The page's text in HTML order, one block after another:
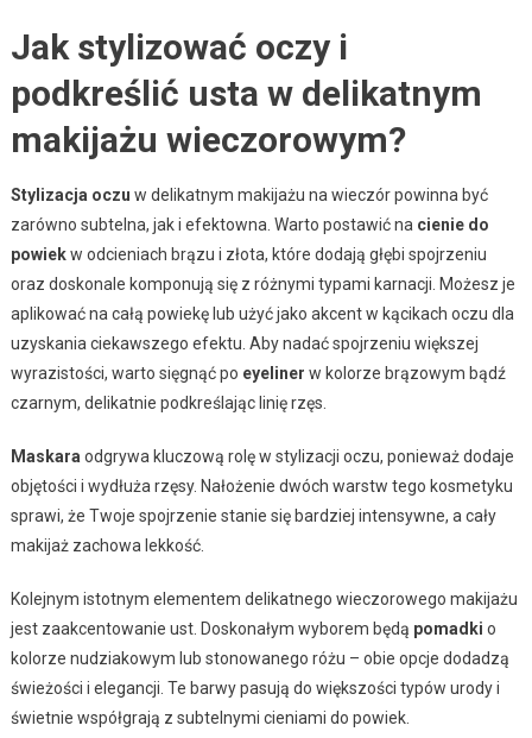
Jak stylizować oczy i
podkreślić usta w delikatnym
makijażu wieczorowym?
Stylizacja oczu w delikatnym makijażu na wieczór powinna być
zarówno subtelna, jak i efektowna. Warto postawić na cienie do
powiekw odcieniach brązu i złota, które dodają głębi spojrzeniu
oraz doskonale komponują się z różnymi typami karnacji. Możesz je
aplikować na całą powiekę lub użyć jako akcent w kącikach oczu dla
uzyskania ciekawszego efektu. Aby nadać spojrzeniu większej
wyrazistości, warto sięgnąć po eyeliner w kolorze brązowym bądź
czarnym, delikatnie podkreślając linię rzęs.
Maskara odgrywa kluczową rolę w stylizacji oczu, ponieważ dodaje
objętości i wydłuża rzęsy. Nałożenie dwóch warstw tego kosmetyku
sprawi, że Twoje spojrzenie stanie się bardziej intensywne, a cały
makijaż zachowa lekkość.
Kolejnym istotnym elementem delikatnego wieczorowego makijażu
jest zaakcentowanie ust. Doskonałym wyborem będą pomadki o
kolorze nudziakowym lub stonowanego różu – obie opcje dodadzą
świeżości i elegancji. Te barwy pasują do większości typów urody i
świetnie współgrają z subtelnymi cieniami do powiek.